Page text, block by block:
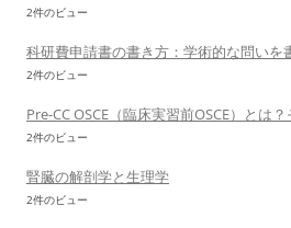
2件のビュー
科研費申請書の書き方：学術的な問いを
2件のビュー
Pre-CC OSCE（臨床実習前OSCE）とは
2件のビュー
腎臓の解剖学と生理学
2件のビュー